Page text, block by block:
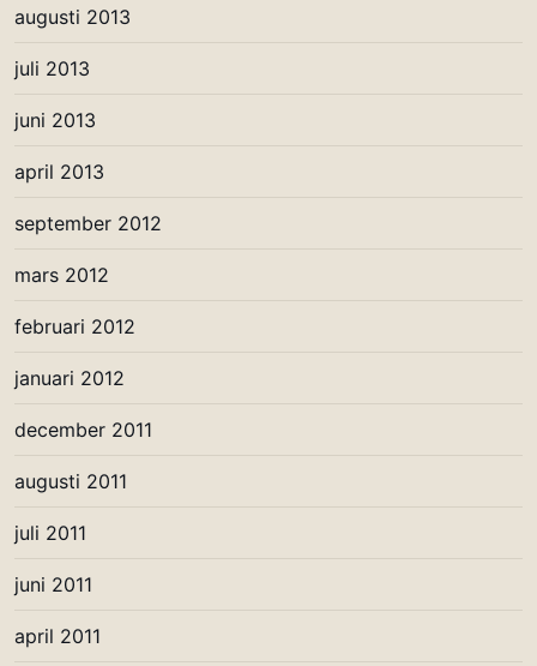
augusti 2013
juli 2013
juni 2013
april 2013
september 2012
mars 2012
februari 2012
januari 2012
december 2011
augusti 2011
juli 2011
juni 2011
april 2011